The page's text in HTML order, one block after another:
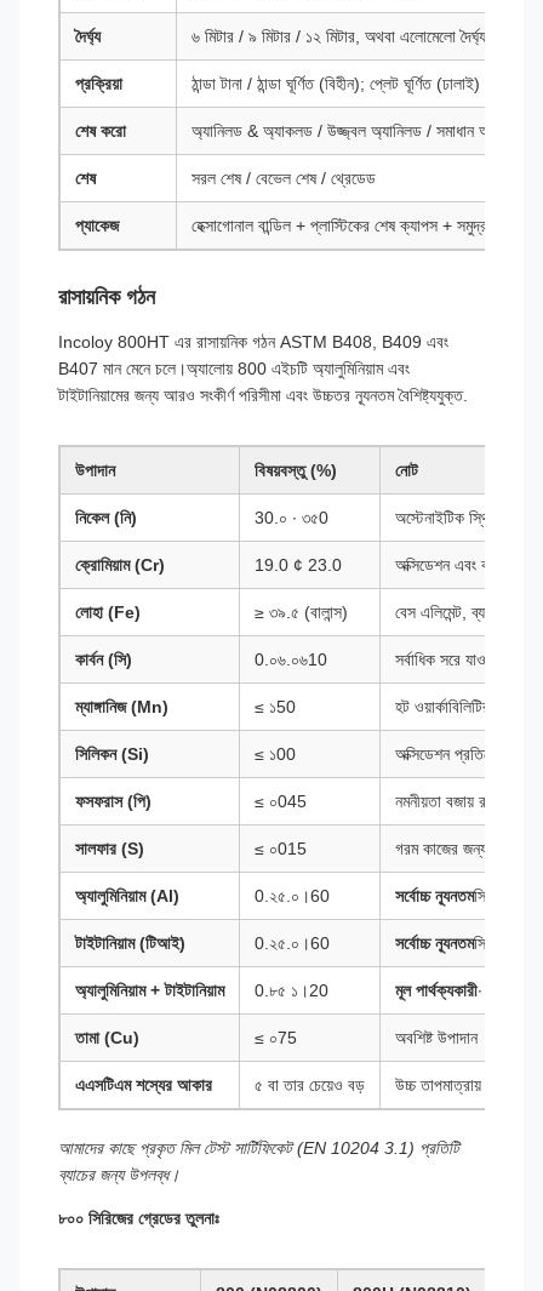
দৈর্ঘ্য ৬ মিটার / ৯ মিটার / ১২ মিটার, অথবা এলোমেলো দৈর্ঘ্য
প্রক্রিয়া ঠান্ডা টানা / ঠান্ডা ঘূর্ণিত (বিহীন); প্লেট ঘূর্ণিত (ঢালাই)
শেষ করো অ্যানিলড & অ্যাকলড / উজ্জ্বল অ্যানিলড / সমাধান অ্যানিলড
শেষ সরল শেষ / বেভেল শেষ / থ্রেডেড
প্যাকেজ হেক্সাগোনাল বান্ডিল + প্লাস্টিকের শেষ ক্যাপস + সমুদ্রযাত্রার
রাসায়নিক গঠন
Incoloy 800HT এর রাসায়নিক গঠন ASTM B408, B409 এবং
B407 মান মেনে চলে।অ্যালোয় 800 এইচটি অ্যালুমিনিয়াম এবং
টাইটানিয়ামের জন্য আরও সংকীর্ণ পরিসীমা এবং উচ্চতর ন্যূনতম বৈশিষ্ট্যযুক্ত.
উপাদান বিষয়বস্তু (%) নোট
নিকেল (নি) 30.০ ∙ ৩৫0 অস্টেনাইটিক
ক্রোমিয়াম (Cr) 19.0 ¢ 23.0 অক্সিডেশন এবং
লোহা (Fe) ≥ ৩৯.৫ (বালান্স) বেস এলিমেন্ট, ব্যালেন্স খরচ
কার্বন (সি) 0.০৬.০৬10 সর্বাধিক সরে যাওয়ার
ম্যাঙ্গানিজ (Mn) ≤ ১50 হট ওয়ার্কাবিলিটির সহায়ক
সিলিকন (Si) ≤ ১00 অক্সিডেশন প্রতিরোধের
ফসফরাস (পি) ≤ ০045 নমনীয়তা বজায় রাখার
সালফার (S) ≤ ০015 গরম কাজের জন্য নিয়ন্ত্রিত
অ্যালুমিনিয়াম (Al) 0.২৫.০।60 সর্বোচ্চ ন্যূনতম
টাইটানিয়াম (টিআই) 0.২৫.০।60 সর্বোচ্চ ন্যূনতম
অ্যালুমিনিয়াম + টাইটানিয়াম 0.৮৫ ১।20 মূল পার্থক্যকারী∙ উন্নত
তামা (Cu) ≤ ০75 অবশিষ্ট উপাদান
এএসটিএম শস্যের আকার ৫ বা তার চেয়েও বড় উচ্চ তাপমাত্রায়
আমাদের কাছে প্রকৃত মিল টেস্ট সার্টিফিকেট (EN 10204 3.1) প্রতিটি
ব্যাচের জন্য উপলব্ধ।
৮০০ সিরিজের গ্রেডের তুলনাঃ